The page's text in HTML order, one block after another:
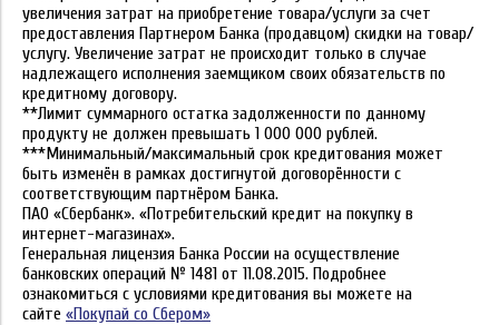
увеличения затрат на приобретение товара/услуги за счет
предоставления Партнером Банка (продавцом) скидки на товар/
услугу. Увеличение затрат не происходит только в случае
надлежащего исполнения заемщиком своих обязательств по
кредитному договору.
**Лимит суммарного остатка задолженности по данному
продукту не должен превышать 1 000 000 рублей.
***Минимальный/максимальный срок кредитования может
быть изменён в рамках достигнутой договорённости с
соответствующим партнёром Банка.
ПАО «Сбербанк». «Потребительский кредит на покупку в
интернет-магазинах».
Генеральная лицензия Банка России на осуществление
банковских операций № 1481 от 11.08.2015. Подробнее
ознакомиться с условиями кредитования вы можете на
сайте «Покупай со Сбером»